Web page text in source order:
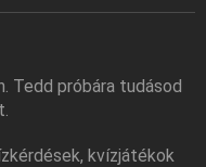
Tedd próbára tudásod
kvízjátékok